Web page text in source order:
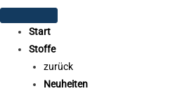
Start
Stoffe
zurück
Neuheiten